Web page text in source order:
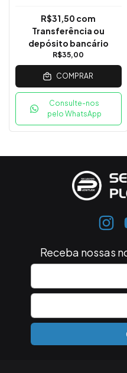
R$35,00
R$31,50 com
Transferência ou
depósito bancário
COMPRAR
Consulte-nos
pelo WhatsApp
Receba nossas